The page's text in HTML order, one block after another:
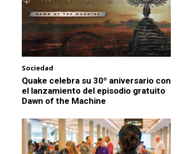
Sociedad
Quake celebra su 30º aniversario con
el lanzamiento del episodio gratuito
Dawn of the Machine